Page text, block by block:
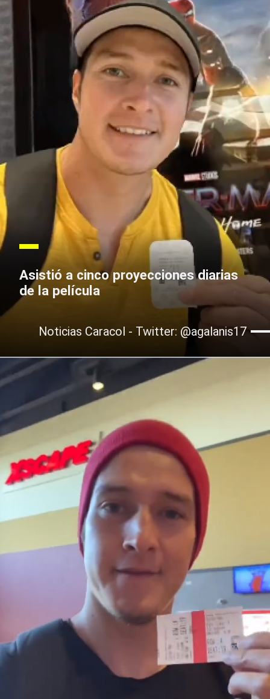
Asistió a cinco proyecciones diarias
de la película
Noticias Caracol - Twitter: @agalanis17